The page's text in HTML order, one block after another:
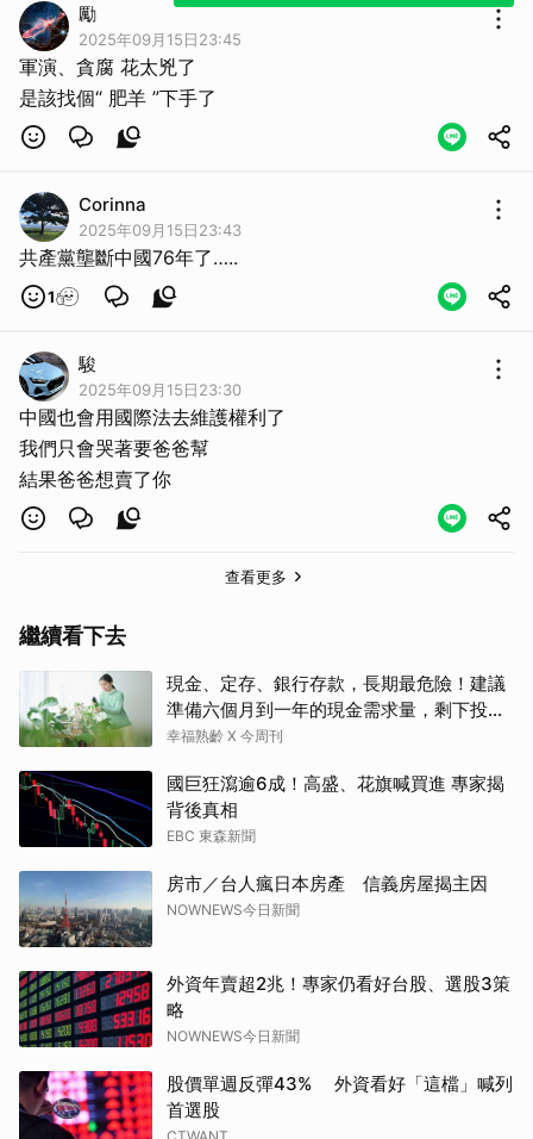
勵
2025年09月15日23:45
軍演、貪腐 花太兇了
是該找個“ 肥羊 ”下手了
Corinna
2025年09月15日23:43
共產黨壟斷中國76年了…..
1
駿
2025年09月15日23:30
中國也會用國際法去維護權利了
我們只會哭著要爸爸幫
結果爸爸想賣了你
查看更多
繼續看下去
現金、定存、銀行存款，長期最危險！建議
準備六個月到一年的現金需求量，剩下投資
這2個
幸福熟齡 X 今周刊
國巨狂瀉逾6成！高盛、花旗喊買進 專家揭
背後真相
EBC 東森新聞
房市／台人瘋日本房產 信義房屋揭主因
NOWNEWS今日新聞
外資年賣超2兆！專家仍看好台股、選股3策
略
NOWNEWS今日新聞
股價單週反彈43% 外資看好「這檔」喊列
首選股